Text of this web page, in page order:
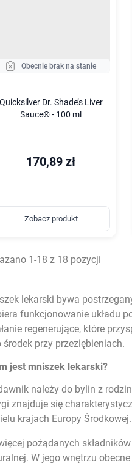
Obecnie brak na stanie
Quicksilver Dr. Shade’s Liver
Sauce® - 100 ml
170,89 zł
Zobacz produkt
1-18 z 18 pozycji
lekarski bywa
funkcjonowanie układu
regenerujące, które
środek przy przeziębieniach.
jest mniszek lekarski?
należy do bylin z
znajduje się
krajach Europy Środkowej.
pożądanych
W jego wnętrzu